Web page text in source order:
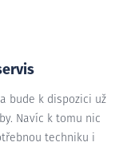
bude k dispozici už
Navíc k tomu nic
techniku i